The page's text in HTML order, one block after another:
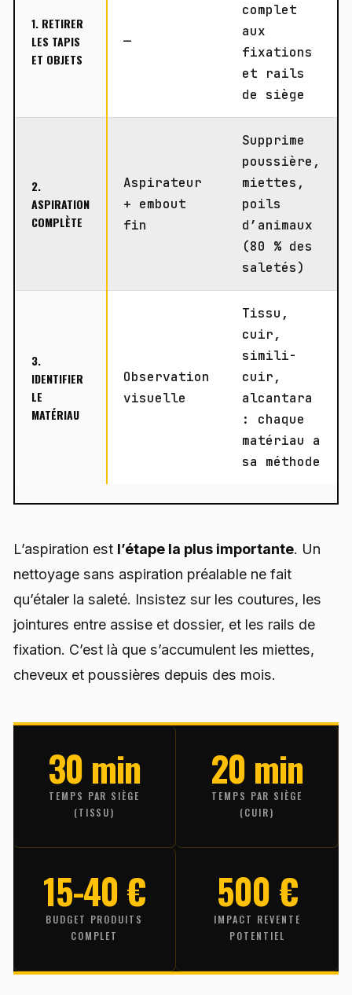
1. RETIRER
LES TAPIS
ET OBJETS
—
complet
aux
fixations
et rails
de siège
2.
ASPIRATION
COMPLÈTE
Aspirateur
+ embout
fin
Supprime
poussière,
miettes,
poils
d’animaux
(80 % des
saletés)
3.
IDENTIFIER
LE
MATÉRIAU
Observation
visuelle
Tissu,
cuir,
simili-
cuir,
alcantara
: chaque
matériau a
sa méthode
L’aspiration est l’étape la plus importante. Un
nettoyage sans aspiration préalable ne fait
qu’étaler la saleté. Insistez sur les coutures, les
jointures entre assise et dossier, et les rails de
fixation. C’est là que s’accumulent les miettes,
cheveux et poussières depuis des mois.
30 min
TEMPS PAR SIÈGE
(TISSU)
20 min
TEMPS PAR SIÈGE
(CUIR)
15-40 €
BUDGET PRODUITS
COMPLET
500 €
IMPACT REVENTE
POTENTIEL